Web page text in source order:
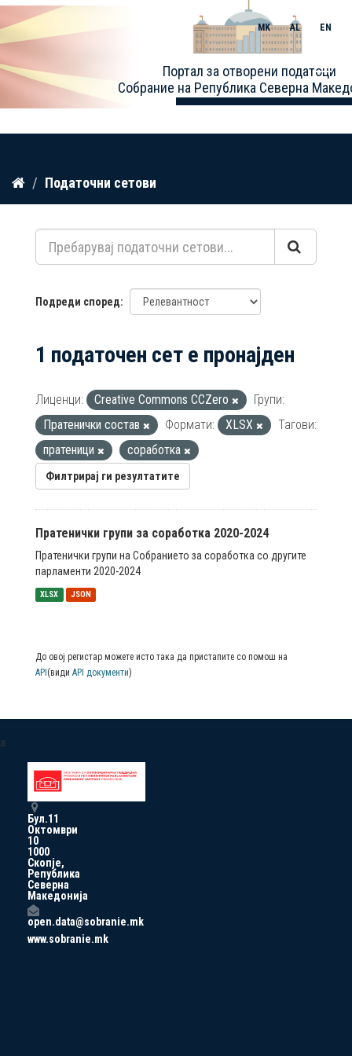
Прескокнете
содржина
Портал за отворени податоци
Собрание на Република Северна
MK AL EN
Toggle
Податочни сетови
Подреди според
1 податочен сет е пронајден
Лиценци: Creative Commons CCZero
Групи:
Пратенички состав
Формати: XLSX
Тагови:
пратеници
соработка
Филтрирај ги резултатите
Пратенички групи за соработка 2020-2024
Пратенички групи на Собранието за соработка со другите
парламенти 2020-2024
XLSX JSON
До овој регистар можете исто така да пристапите со помош на
API (види API документи)
a
Бул.11
Октомври
10
1000
Скопје,
Република
Северна
Македонија
open.data@sobranie.mk
www.sobranie.mk